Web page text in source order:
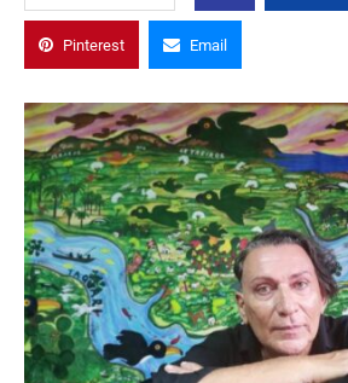
Pinterest Email